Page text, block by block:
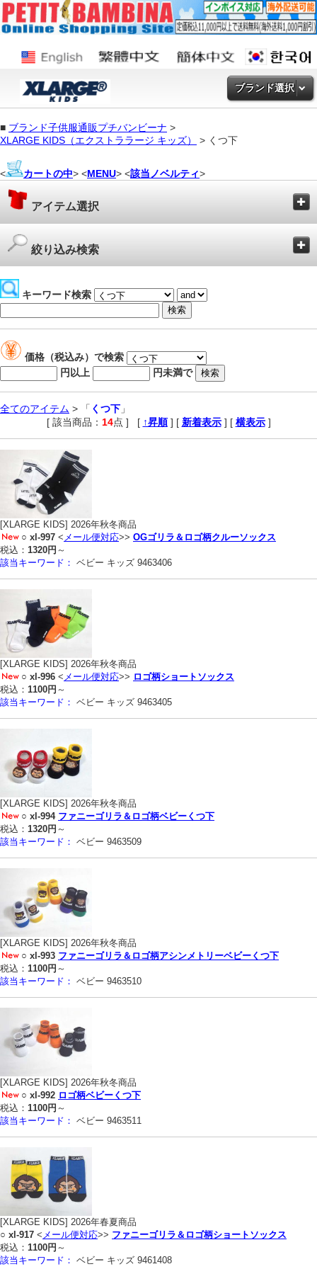
ブランド選択
■ ブランド子供服通販プチバンビーナ >
XLARGE KIDS（エクストララージ キッズ）
> くつ下
< カートの中> <MENU> <該当ノベルティ>
アイテム選択
絞り込み検索
キーワード検索
価格（税込み）で検索
円以上
円未満で
全てのアイテム > 「 くつ下 」
[ 該当商品： 14点 ] [ ↑昇順 ] [ 新着表示 ] [ 横表示 ]
[XLARGE KIDS] 2026年秋冬商品
○ xl-997 < メール便対応>> OGゴリラ＆ロゴ柄クルーソックス
税込： 1320円 ～
該当キーワード： ベビー キッズ 9463406
[XLARGE KIDS] 2026年秋冬商品
○ xl-996 < メール便対応>> ロゴ柄ショートソックス
税込： 1100円 ～
該当キーワード： ベビー キッズ 9463405
[XLARGE KIDS] 2026年秋冬商品
○ xl-994 ファニーゴリラ＆ロゴ柄ベビーくつ下
税込： 1320円 ～
該当キーワード： ベビー 9463509
[XLARGE KIDS] 2026年秋冬商品
○ xl-993 ファニーゴリラ＆ロゴ柄アシンメトリーベビーくつ下
税込： 1100円 ～
該当キーワード： ベビー 9463510
[XLARGE KIDS] 2026年秋冬商品
○ xl-992 ロゴ柄ベビーくつ下
税込： 1100円 ～
該当キーワード： ベビー 9463511
[XLARGE KIDS] 2026年春夏商品
○ xl-917 < メール便対応>> ファニーゴリラ＆ロゴ柄ショートソックス
税込： 1100円 ～
該当キーワード： ベビー キッズ 9461408